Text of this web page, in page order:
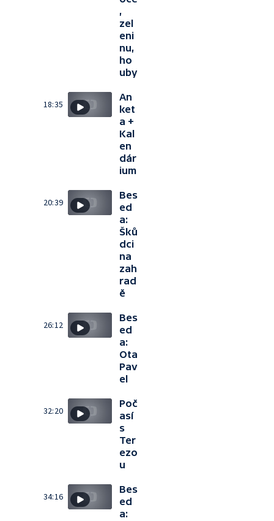
,
zel
eni
nu,
ho
uby
18:35
An
ket
a +
Kal
en
dár
ium
20:39
Bes
ed
a:
Šků
dci
na
zah
rad
ě
26:12
Bes
ed
a:
Ota
Pav
el
32:20
Poč
así
s
Ter
ezo
u
34:16
Bes
ed
a: